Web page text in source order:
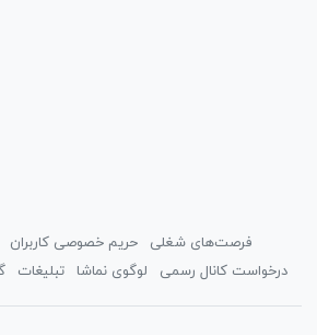
فرصت‌های شغلی حریم خصوصی کاربران
درخواست کانال رسمی
لوگوی نماشا تبلیغات